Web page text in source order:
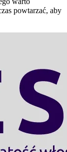
powtarzać, aby